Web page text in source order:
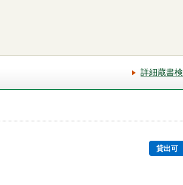
詳細蔵書
貸出可